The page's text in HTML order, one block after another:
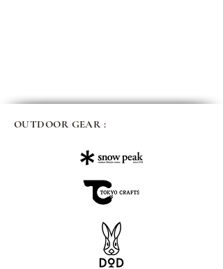
OUTDOOR GEAR :